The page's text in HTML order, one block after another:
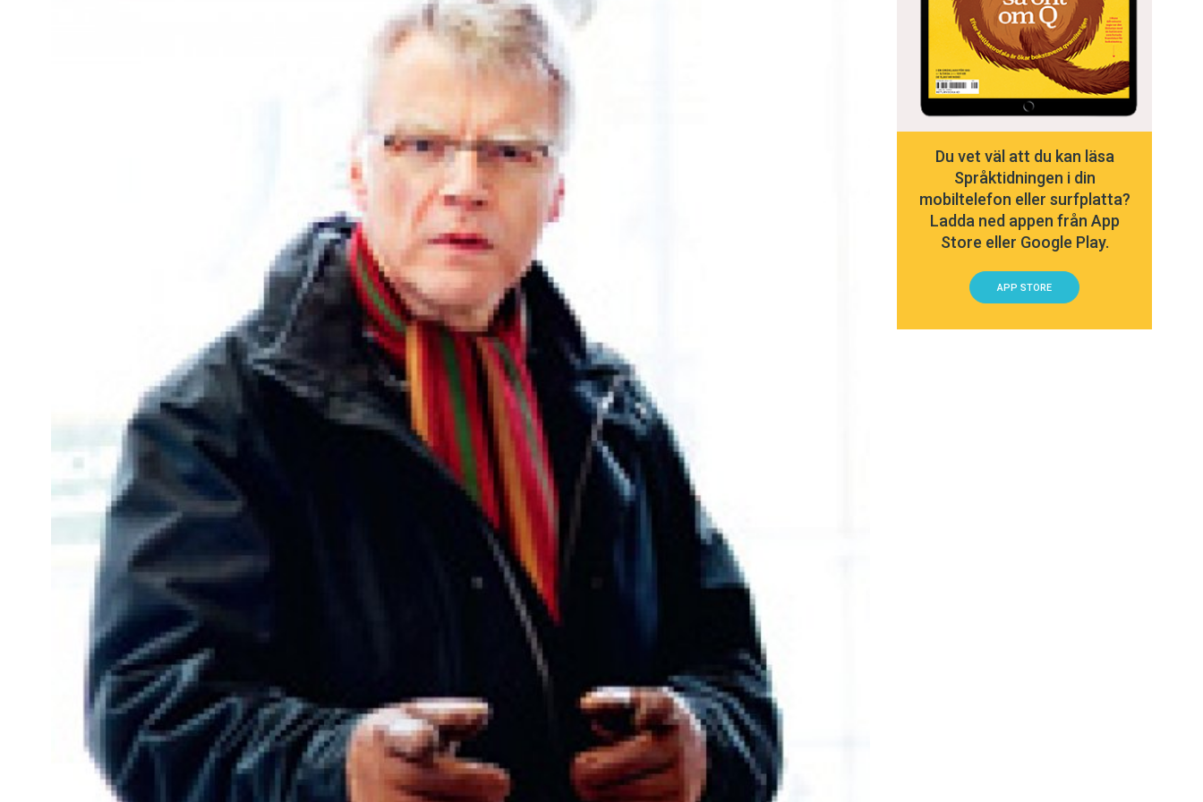
Anmäl till språkpolisen
Föreslå nyord
Annonsera
Prenumerera
Läs Språktidningen digitalt
Press
Du vet väl att du kan läsa
Språktidningen i din
mobiltelefon eller surfplatta?
Ladda ned appen från App
Store eller Google Play.
APP STORE